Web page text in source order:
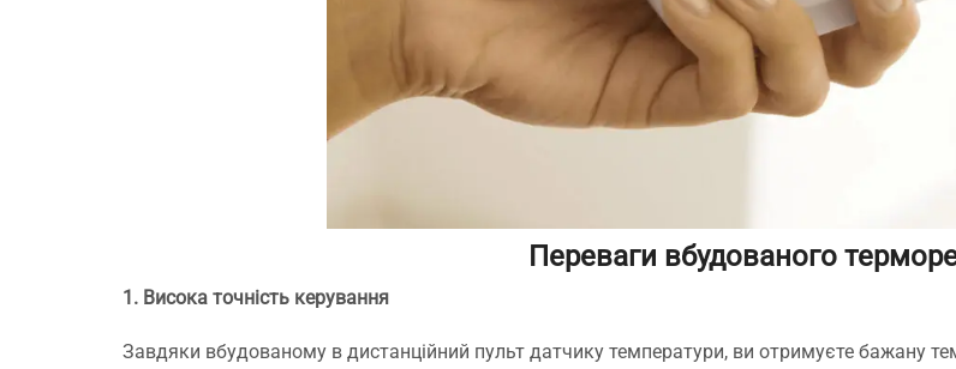
Переваги вбудованого
1. Висока точність керування
Завдяки вбудованому в дистанційний пульт датчику температури, ви отримуєте бажану